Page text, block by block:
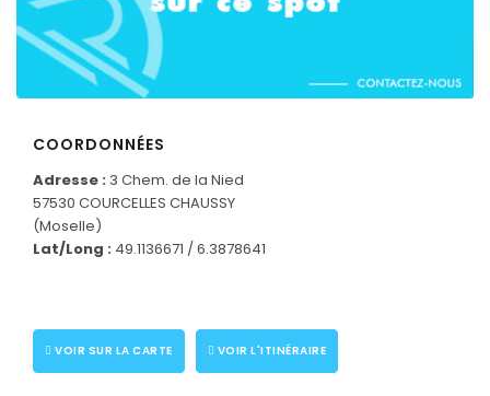
COORDONNÉES
Adresse : 3 Chem. de la Nied
57530 COURCELLES CHAUSSY
(Moselle)
Lat/Long : 49.1136671 / 6.3878641
VOIR SUR LA CARTE VOIR L'ITINÉRAIRE